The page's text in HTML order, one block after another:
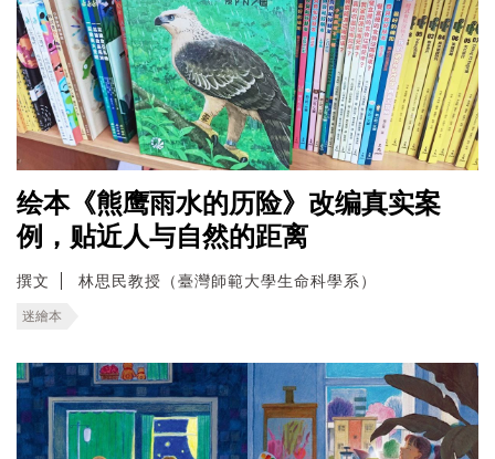
绘本《熊鹰雨水的历险》改编真实案
例，贴近人与自然的距离
撰文 林思民教授（臺灣師範大學生命科學系）
迷繪本